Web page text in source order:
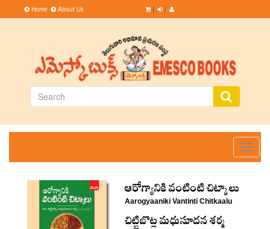
Home About Us | /
Toggle
ఆరోగ్యానికి వంటింటి చిట్కాలు
Aarogyaaniki Vantinti Chitkaalu
చిట్టిబొట్ల మధుసూదన శర్మ